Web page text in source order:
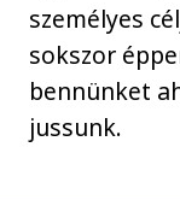
személyes
sokszor
bennünket
jussunk.